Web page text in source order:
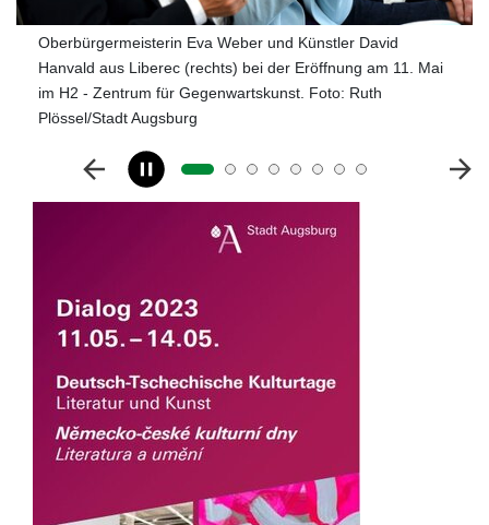
Oberbürgermeisterin Eva Weber und Künstler David
Hanvald aus Liberec (rechts) bei der Eröffnung am 11. Mai
im H2 - Zentrum für Gegenwartskunst. Foto: Ruth
Plössel/Stadt Augsburg